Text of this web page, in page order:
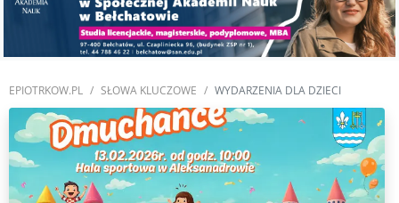
EPIOTRKOW.PL SŁOWA KLUCZOWE WYDARZENIA DLA DZIECI